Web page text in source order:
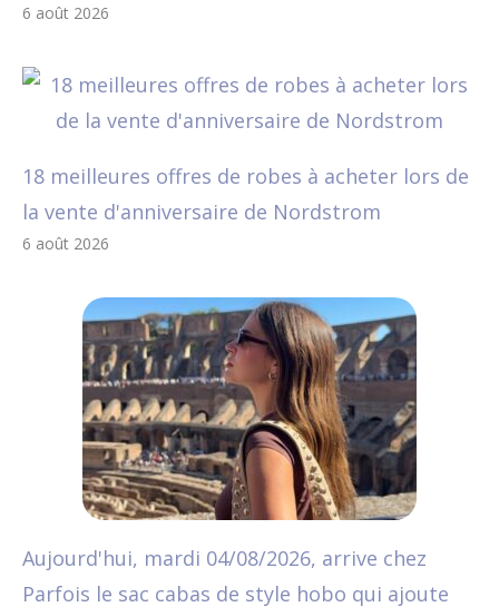
6 août 2026
18 meilleures offres de robes à acheter lors de
la vente d'anniversaire de Nordstrom
6 août 2026
Aujourd'hui, mardi 04/08/2026, arrive chez
Parfois le sac cabas de style hobo qui ajoute